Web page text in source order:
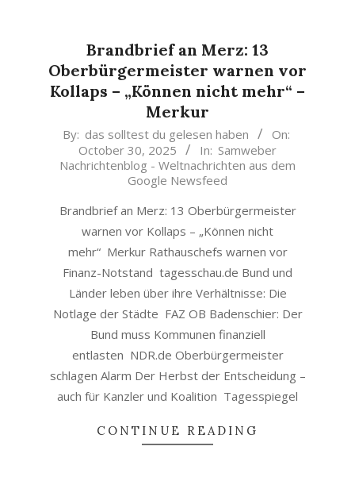
Brandbrief an Merz: 13
Oberbürgermeister warnen vor
Kollaps – „Können nicht mehr“ –
Merkur
2025-
30
By: das solltest du gelesen haben
On:
October 30, 2025
In: Samweber
Nachrichtenblog - Weltnachrichten aus dem
Google Newsfeed
Brandbrief an Merz: 13 Oberbürgermeister
warnen vor Kollaps – „Können nicht
mehr“ Merkur Rathauschefs warnen vor
Finanz-Notstand tagesschau.de Bund und
Länder leben über ihre Verhältnisse: Die
Notlage der Städte FAZ OB Badenschier: Der
Bund muss Kommunen finanziell
entlasten NDR.de Oberbürgermeister
schlagen Alarm Der Herbst der Entscheidung –
auch für Kanzler und Koalition Tagesspiegel
CONTINUE READING